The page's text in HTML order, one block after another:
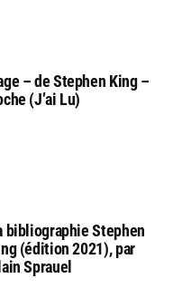
– de Stephen King –
(J’ai Lu)
bibliographie Stephen
(édition 2021), par
Sprauel